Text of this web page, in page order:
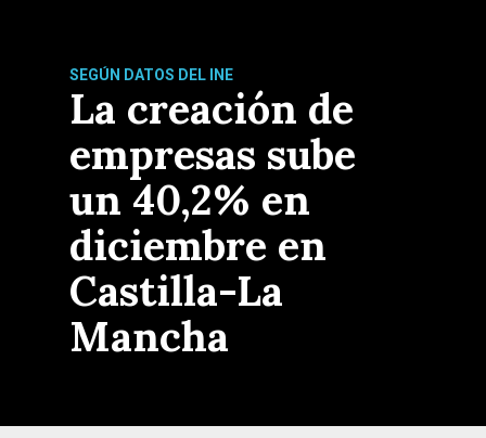
SEGÚN DATOS DEL INE
La creación de
empresas sube
un 40,2% en
diciembre en
Castilla-La
Mancha